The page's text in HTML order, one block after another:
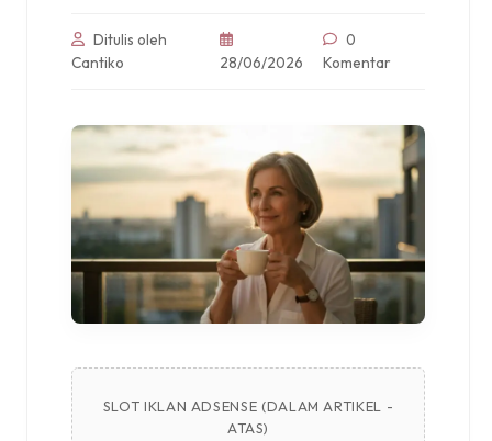
Ditulis oleh
Cantiko
28/06/2026
0
Komentar
SLOT IKLAN ADSENSE (DALAM ARTIKEL -
ATAS)